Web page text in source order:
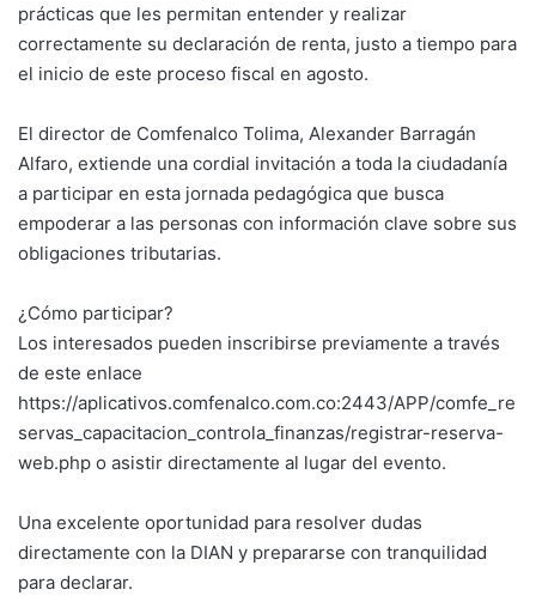
prácticas que les permitan entender y realizar
correctamente su declaración de renta, justo a tiempo para
el inicio de este proceso fiscal en agosto.
El director de Comfenalco Tolima, Alexander Barragán
Alfaro, extiende una cordial invitación a toda la ciudadanía
a participar en esta jornada pedagógica que busca
empoderar a las personas con información clave sobre sus
obligaciones tributarias.
¿Cómo participar?
Los interesados pueden inscribirse previamente a través
de este enlace
https://aplicativos.comfenalco.com.co:2443/APP/comfe_re
servas_capacitacion_controla_finanzas/registrar-reserva-
web.php o asistir directamente al lugar del evento.
Una excelente oportunidad para resolver dudas
directamente con la DIAN y prepararse con tranquilidad
para declarar.